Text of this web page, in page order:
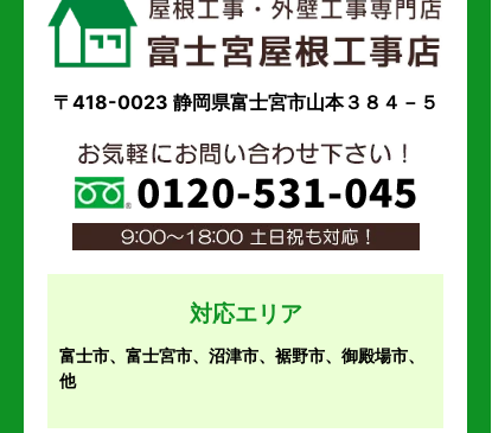
〒418-0023 静岡県富士宮市山本３８４－５
対応エリア
富士市、富士宮市、沼津市、裾野市、御殿場市、
他